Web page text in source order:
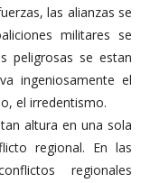
las alianzas se
militares se
peligrosas se estan
ingeniosamente el
el irredentismo.
altura en una sola
regional. En las
regionales